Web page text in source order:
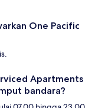
One Pacific
Apartments
bandara?